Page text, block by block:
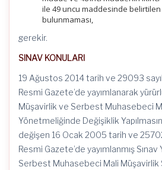
ile 49 uncu maddesinde belirtilen
bulunmaması,
gerekir.
SINAV KONULARI
19 Ağustos 2014 tarih ve 29093
Resmi Gazete’de yayımlanarak
Müşavirlik ve Serbest Muhasebeci
Yönetmeliğinde Değişiklik
değişen 16 Ocak 2005 tarih ve 25702
Resmi Gazete’de yayımlanmış
Serbest Muhasebeci Mali Müşavirlik